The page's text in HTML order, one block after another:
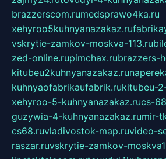
brazzerscom.rumedsprawo4ka.ru
xehyroo5kuhnyanazakaz.ru
vskrytie-zamkov-moskva-113.ru
zed-online.rupimchax.rubrazzers-
kitubeu2kuhnyanazakaz.ru
kuhnyaofabrikaufabrik.rukitubeu-
xehyroo-5-kuhnyanazakaz.rucs-
guzywia-4-kuhnyanazakaz.rumir-
cs68.ruvladivostok-map.ruvideo-
raszar.ruvskrytie-zamkov-